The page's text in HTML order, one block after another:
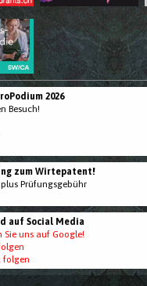
2026
Besuch!
zum Wirtepatent!
Prüfungsgebühr
auf Social Media
Sie uns auf Google!
folgen